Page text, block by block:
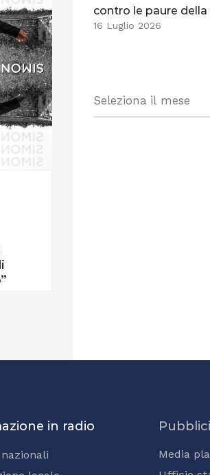
contro le paure della
16 Luglio 2026
in radio
Media